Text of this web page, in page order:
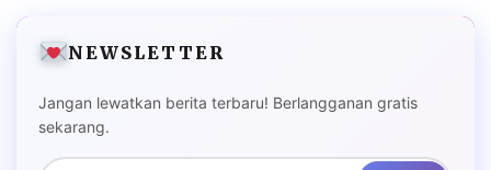
NEWSLETTER
Jangan lewatkan berita terbaru! Berlangganan gratis
sekarang.